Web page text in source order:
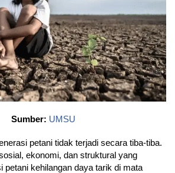
Sumber: UMSU
petani tidak terjadi secara tiba-tiba.
ekonomi, dan struktural yang
petani kehilangan daya tarik di mata